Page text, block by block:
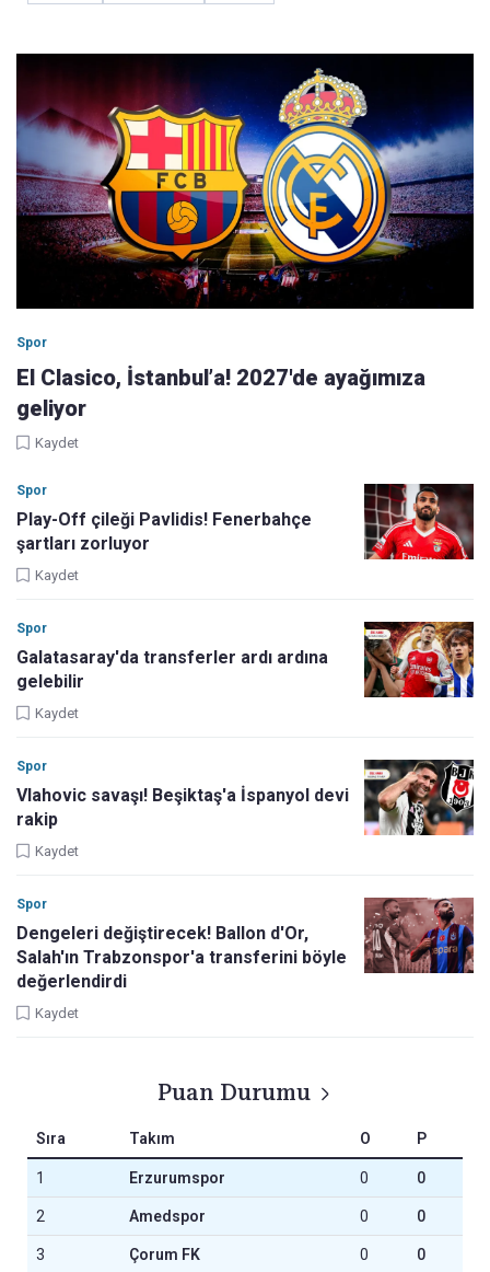
Spor
El Clasico, İstanbul’a! 2027'de ayağımıza
geliyor
Kaydet
Spor
Play-Off çileği Pavlidis! Fenerbahçe
şartları zorluyor
Kaydet
Spor
Galatasaray'da transferler ardı ardına
gelebilir
Kaydet
Spor
Vlahovic savaşı! Beşiktaş'a İspanyol devi
rakip
Kaydet
Spor
Dengeleri değiştirecek! Ballon d'Or,
Salah'ın Trabzonspor'a transferini böyle
değerlendirdi
Kaydet
Puan Durumu
Sıra Takım O P
1 Erzurumspor 0 0
2 Amedspor 0 0
3 Çorum FK 0 0